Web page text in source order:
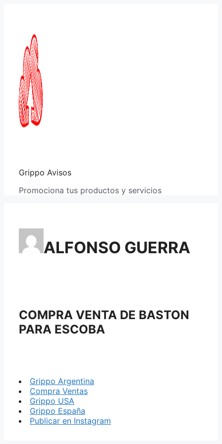
Grippo Avisos
Promociona tus productos y servicios
ALFONSO GUERRA
COMPRA VENTA DE BASTON
PARA ESCOBA
Grippo Argentina
Compra Ventas
Grippo USA
Grippo España
Publicar en Instagram